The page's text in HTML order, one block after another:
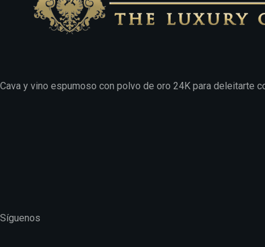
Cava y vino espumoso con polvo de oro 24K para deleitarte
916 403 394
Síguenos